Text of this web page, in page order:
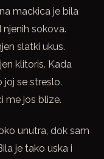
mackica je bila
sokova.
slatki ukus.
klitoris. Kada
se streslo.
me jos blize.
unutra, dok sam
je tako uska i